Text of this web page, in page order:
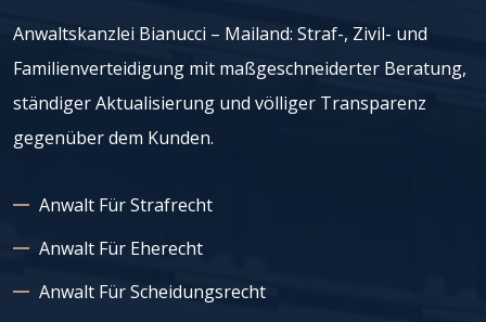
Anwaltskanzlei Bianucci – Mailand: Straf-, Zivil- und
Familienverteidigung mit maßgeschneiderter Beratung,
ständiger Aktualisierung und völliger Transparenz
gegenüber dem Kunden.
Anwalt Für Strafrecht
Anwalt Für Eherecht
Anwalt Für Scheidungsrecht